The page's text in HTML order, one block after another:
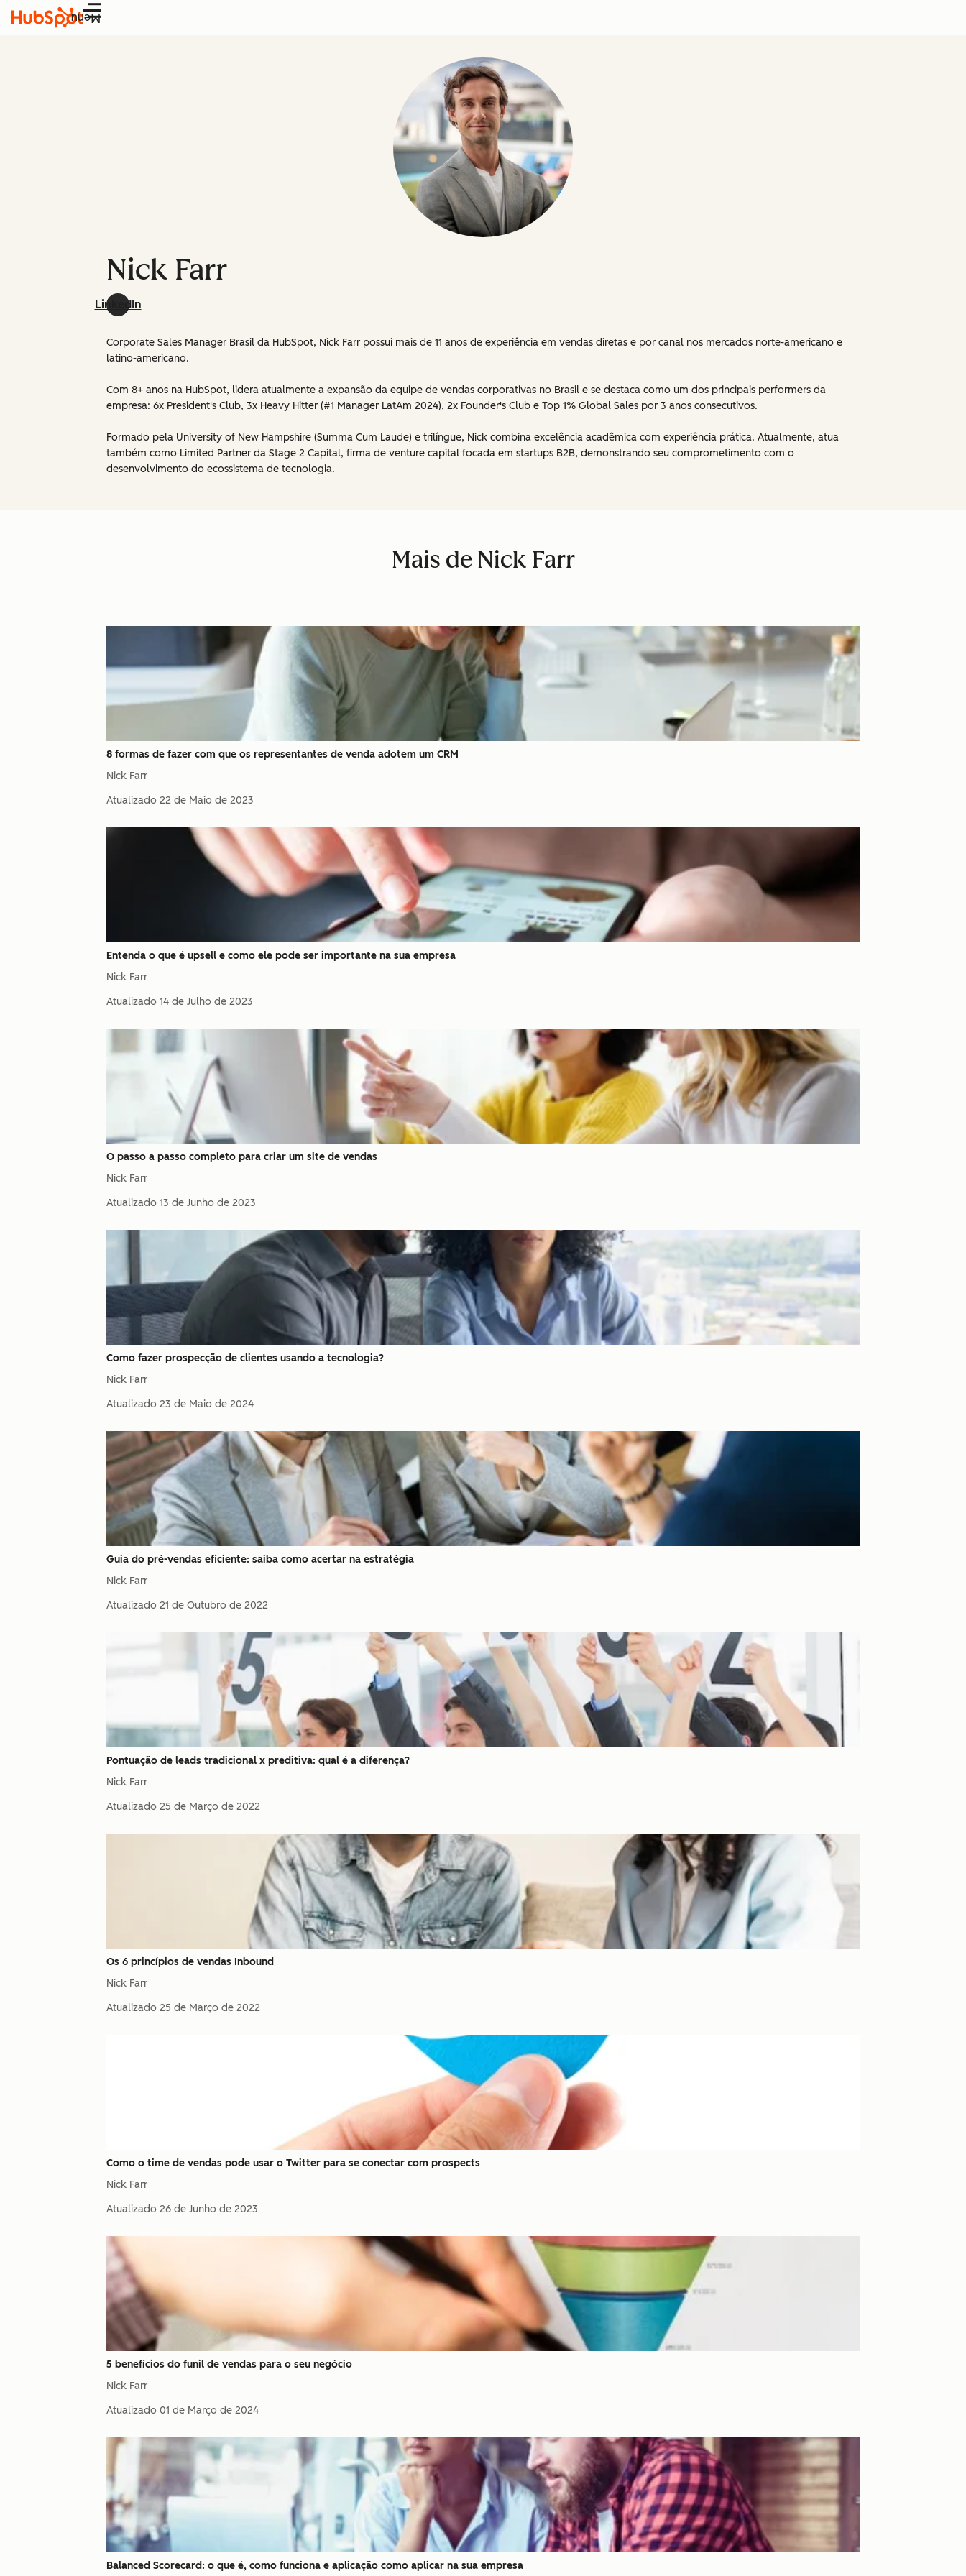
Menu
Nick Farr
LinkedIn
Corporate Sales Manager Brasil da HubSpot, Nick Farr possui mais de 11 anos de experiência em vendas diretas e por canal nos mercados norte-americano e
latino-americano.
Com 8+ anos na HubSpot, lidera atualmente a expansão da equipe de vendas corporativas no Brasil e se destaca como um dos principais performers da
empresa: 6x President's Club, 3x Heavy Hitter (#1 Manager LatAm 2024), 2x Founder's Club e Top 1% Global Sales por 3 anos consecutivos.
Formado pela University of New Hampshire (Summa Cum Laude) e trilíngue, Nick combina excelência acadêmica com experiência prática. Atualmente, atua
também como Limited Partner da Stage 2 Capital, firma de venture capital focada em startups B2B, demonstrando seu comprometimento com o
desenvolvimento do ecossistema de tecnologia.
Mais de Nick Farr
8 formas de fazer com que os representantes de venda adotem um CRM
Nick Farr
Atualizado 22 de Maio de 2023
Entenda o que é upsell e como ele pode ser importante na sua empresa
Nick Farr
Atualizado 14 de Julho de 2023
O passo a passo completo para criar um site de vendas
Nick Farr
Atualizado 13 de Junho de 2023
Como fazer prospecção de clientes usando a tecnologia?
Nick Farr
Atualizado 23 de Maio de 2024
Guia do pré-vendas eficiente: saiba como acertar na estratégia
Nick Farr
Atualizado 21 de Outubro de 2022
Pontuação de leads tradicional x preditiva: qual é a diferença?
Nick Farr
Atualizado 25 de Março de 2022
Os 6 princípios de vendas Inbound
Nick Farr
Atualizado 25 de Março de 2022
Como o time de vendas pode usar o Twitter para se conectar com prospects
Nick Farr
Atualizado 26 de Junho de 2023
5 benefícios do funil de vendas para o seu negócio
Nick Farr
Atualizado 01 de Março de 2024
Balanced Scorecard: o que é, como funciona e aplicação como aplicar na sua empresa